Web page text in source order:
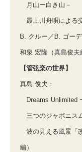
月山ー白き山－
最上川舟唄による
B. クルー／B. ゴー
和泉 宏隆（真島俊夫
【管弦楽の世界】
真島 俊夫：
Dreams Unlimited
三つのジャポニス
波の見える風景「
編）